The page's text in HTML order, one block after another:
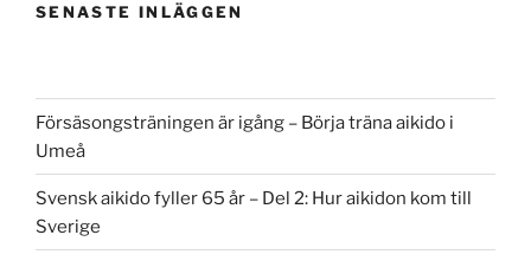
SENASTE INLÄGGEN
Försäsongsträningen är igång – Börja träna aikido i
Umeå
Svensk aikido fyller 65 år – Del 2: Hur aikidon kom till
Sverige